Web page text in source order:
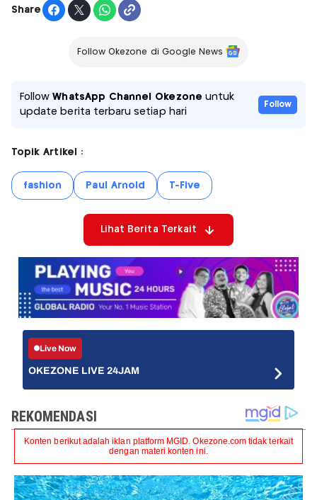
Share
Follow Okezone di Google News
FollowWhatsApp Channel Okezone untuk
update berita terbaru setiap hari
Follow
Topik Artikel :
fashion Paul Arnold T-Five
Lihat Berita Terkait
Live Now
OKEZONE LIVE 24JAM